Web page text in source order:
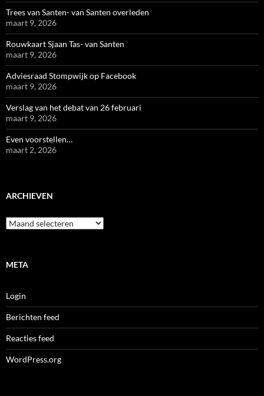
Trees van Santen- van Santen overleden
maart 9, 2026
Rouwkaart Sjaan Tas- van Santen
maart 9, 2026
Adviesraad Stompwijk op Facebook
maart 9, 2026
Verslag van het debat van 26 februari
maart 9, 2026
Even voorstellen…
maart 2, 2026
ARCHIEVEN
Archieven
META
Login
Berichten feed
Reacties feed
WordPress.org